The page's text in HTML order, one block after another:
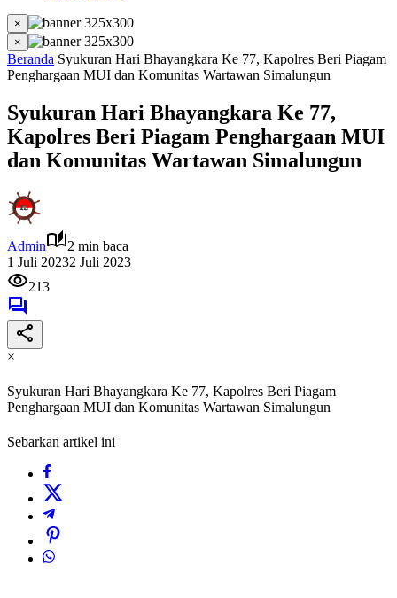
×
×
Beranda Syukuran Hari Bhayangkara Ke 77, Kapolres Beri Piagam
Penghargaan MUI dan Komunitas Wartawan Simalungun
Syukuran Hari Bhayangkara Ke 77,
Kapolres Beri Piagam Penghargaan MUI
dan Komunitas Wartawan Simalungun
Admin
2 min baca
1 Juli 20232 Juli 2023
213
×
Syukuran Hari Bhayangkara Ke 77, Kapolres Beri Piagam
Penghargaan MUI dan Komunitas Wartawan Simalungun
Sebarkan artikel ini